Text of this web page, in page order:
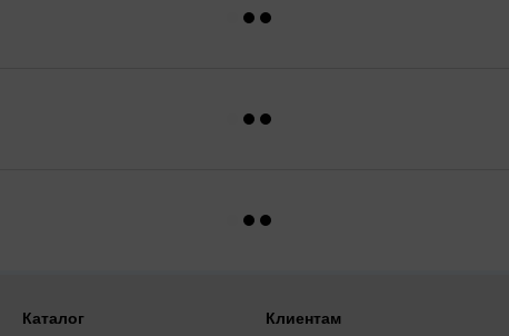
Каталог Клиентам